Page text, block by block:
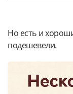
Но есть и
подешевели.